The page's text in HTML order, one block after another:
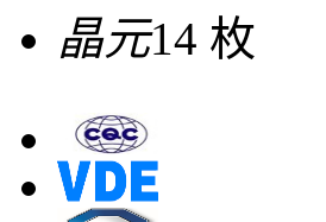
晶元14 枚